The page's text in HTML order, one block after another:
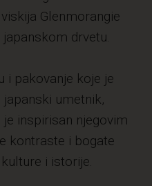
Glenmorangie
drvetu.
i pakovanje koje je
umetnik,
je inspirisan njegovim
kontraste i bogate
i istorije.